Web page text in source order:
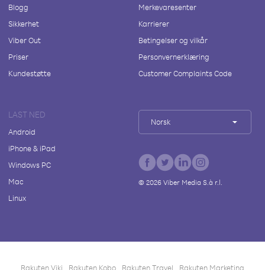
Blogg
Sikkerhet
Viber Out
Priser
Kundestøtte
Merkevaresenter
Karrierer
Betingelser og vilkår
Personvernerklæring
Customer Complaints Code
LAST NED
Android
iPhone & iPad
Windows PC
Mac
Linux
Norsk
© 2026Viber Media S.à r.l.
Rakuten Viki Rakuten Kobo Rakuten Travel Rakuten Marketing